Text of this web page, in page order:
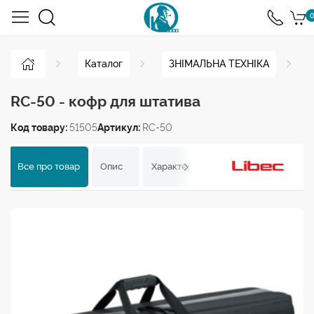
0
Каталог ЗНІМАЛЬНА ТЕХНІКА
RC-50 - кофр для штатива
Код товару: 51505Артикул: RC-50
Все про товар Опис Характеристики Відгуки